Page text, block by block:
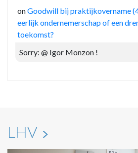
onGoodwill bij praktijkovername
eerlijk ondernemerschap of een
toekomst?
Sorry: @ Igor Monzon !
LHV